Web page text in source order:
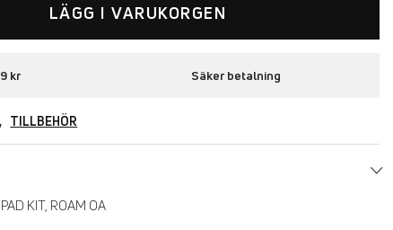
LÄGG I VARUKORGEN
kr Säker betalning
TILLBEHÖR
KIT, ROAM OA